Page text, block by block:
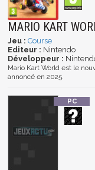
MARIO KART
Jeu : Course
Editeur : Nintendo
Développeur :
Mario Kart World est le
annoncé en 2025.